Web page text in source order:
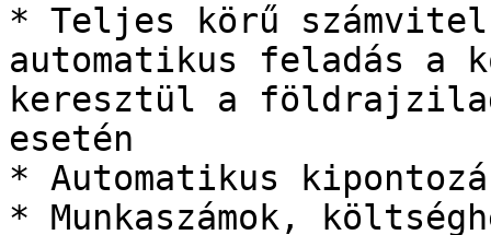
* Teljes körű
automatikus feladás a
keresztül a
esetén
* Automatikus
* Munkaszámok,